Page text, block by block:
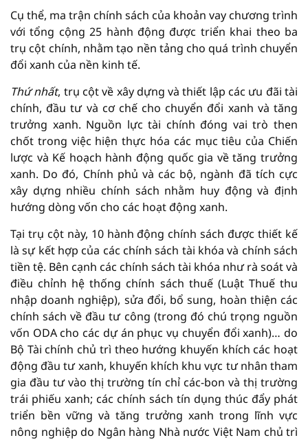
Cụ thể, ma trận chính sách của khoản vay chương trình
với tổng cộng 25 hành động được triển khai theo ba
trụ cột chính, nhằm tạo nền tảng cho quá trình chuyển
đổi xanh của nền kinh tế.
Thứ nhất, trụ cột về xây dựng và thiết lập các ưu đãi tài
chính, đầu tư và cơ chế cho chuyển đổi xanh và tăng
trưởng xanh. Nguồn lực tài chính đóng vai trò then
chốt trong việc hiện thực hóa các mục tiêu của Chiến
lược và Kế hoạch hành động quốc gia về tăng trưởng
xanh. Do đó, Chính phủ và các bộ, ngành đã tích cực
xây dựng nhiều chính sách nhằm huy động và định
hướng dòng vốn cho các hoạt động xanh.
Tại trụ cột này, 10 hành động chính sách được thiết kế
là sự kết hợp của các chính sách tài khóa và chính sách
tiền tệ. Bên cạnh các chính sách tài khóa như rà soát và
điều chỉnh hệ thống chính sách thuế (Luật Thuế thu
nhập doanh nghiệp), sửa đổi, bổ sung, hoàn thiện các
chính sách về đầu tư công (trong đó chú trọng nguồn
vốn ODA cho các dự án phục vụ chuyển đổi xanh)… do
Bộ Tài chính chủ trì theo hướng khuyến khích các hoạt
động đầu tư xanh, khuyến khích khu vực tư nhân tham
gia đầu tư vào thị trường tín chỉ các-bon và thị trường
trái phiếu xanh; các chính sách tín dụng thúc đẩy phát
triển bền vững và tăng trưởng xanh trong lĩnh vực
nông nghiệp do Ngân hàng Nhà nước Việt Nam chủ trì